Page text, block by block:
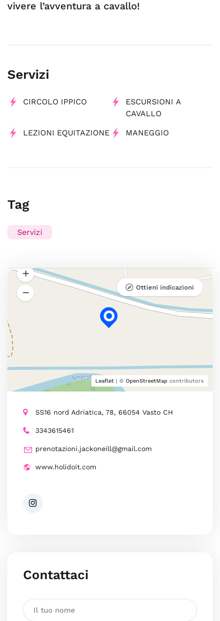
vivere l’avventura a cavallo!
Servizi
CIRCOLO IPPICO
ESCURSIONI A
CAVALLO
LEZIONI EQUITAZIONE MANEGGIO
Tag
Servizi
Leaflet | © OpenStreetMap contributors
Ottieni indicazioni
SS16 nord Adriatica, 78, 66054 Vasto CH
3343615461
prenotazioni.jackoneill@gmail.com
www.holidoit.com
Contattaci